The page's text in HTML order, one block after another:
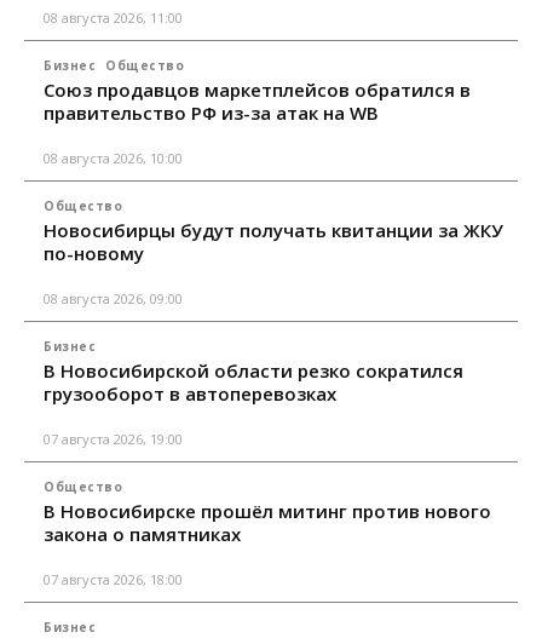
08 августа 2026, 11:00
Бизнес Общество
Союз продавцов маркетплейсов обратился в
правительство РФ из-за атак на WB
08 августа 2026, 10:00
Общество
Новосибирцы будут получать квитанции за ЖКУ
по-новому
08 августа 2026, 09:00
Бизнес
В Новосибирской области резко сократился
грузооборот в автоперевозках
07 августа 2026, 19:00
Общество
В Новосибирске прошёл митинг против нового
закона о памятниках
07 августа 2026, 18:00
Бизнес